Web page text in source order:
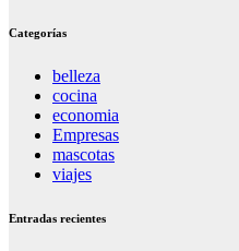
Categorías
belleza
cocina
economia
Empresas
mascotas
viajes
Entradas recientes